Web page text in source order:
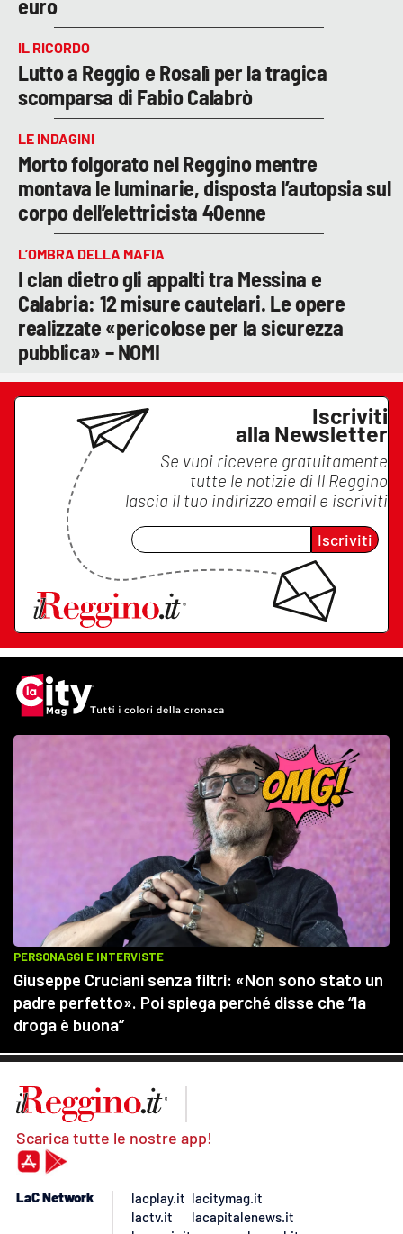
euro
IL RICORDO
Lutto a Reggio e Rosalì per la tragica
scomparsa di Fabio Calabrò
LE INDAGINI
Morto folgorato nel Reggino mentre
montava le luminarie, disposta l’autopsia sul
corpo dell’elettricista 40enne
L’OMBRA DELLA MAFIA
I clan dietro gli appalti tra Messina e
Calabria: 12 misure cautelari. Le opere
realizzate «pericolose per la sicurezza
pubblica» – NOMI
Iscriviti
alla Newsletter
Se vuoi ricevere gratuitamente
tutte le notizie di Il Reggino
lascia il tuo indirizzo email e iscriviti
Iscriviti
Scarica tutte le nostre app!
LaC Network
lacplay.it
lactv.it
lacitymag.it
lacapitalenews.it